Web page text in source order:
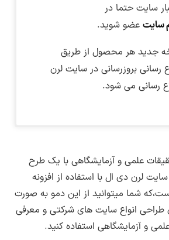
سایت حتما در
سایت عضو شوید.
جدید هر محصول از طریق
بروزرسانی در سایت لرن
رسانی می شود.
1.0.0
:دارد
نصبی :۸۹ مگابایت
نسخه ۷.۳ به بالا
اصلی
ما
سوالات متداول
نصبی سایت تحقیقات علمی و
کمکی
این بسته نصبی انتشار شده است.
اشتراک به همه قالب،افزونه ها
در سایت لرن دی ال دسترسی
علمی و آزمایشگاهی با یک طرح
لرن دی ال با استفاده از افزونه
شما میتوانید از این دمو به صورت
طراحی انواع سایت های شرکتی و معرفی
و آزمایشگاهی استفاده کنید.